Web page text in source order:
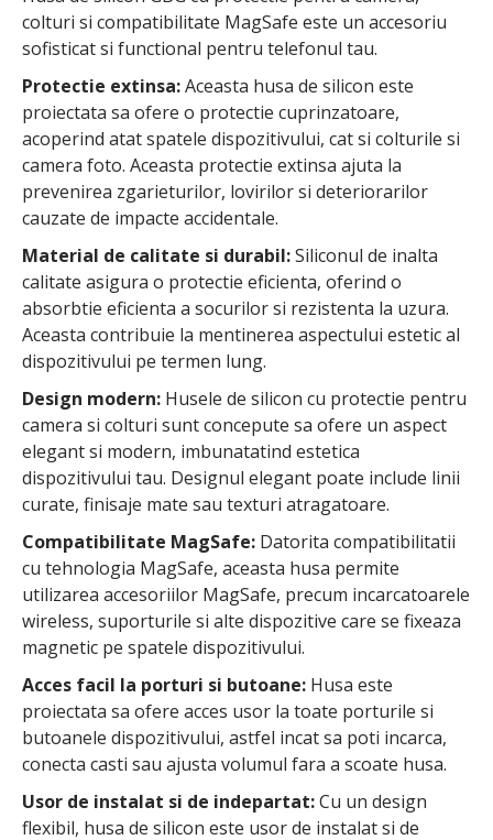
colturi si compatibilitate MagSafe este un accesoriu
sofisticat si functional pentru telefonul tau.
Protectie extinsa:Aceasta husa de silicon este
proiectata sa ofere o protectie cuprinzatoare,
acoperind atat spatele dispozitivului, cat si colturile si
camera foto. Aceasta protectie extinsa ajuta la
prevenirea zgarieturilor, lovirilor si deteriorarilor
cauzate de impacte accidentale.
Material de calitate si durabil:Siliconul de inalta
calitate asigura o protectie eficienta, oferind o
absorbtie eficienta a socurilor si rezistenta la uzura.
Aceasta contribuie la mentinerea aspectului estetic al
dispozitivului pe termen lung.
Design modern: Husele de silicon cu protectie pentru
camera si colturi sunt concepute sa ofere un aspect
elegant si modern, imbunatatind estetica
dispozitivului tau. Designul elegant poate include linii
curate, finisaje mate sau texturi atragatoare.
Compatibilitate MagSafe: Datorita compatibilitatii
cu tehnologia MagSafe, aceasta husa permite
utilizarea accesoriilor MagSafe, precum incarcatoarele
wireless, suporturile si alte dispozitive care se fixeaza
magnetic pe spatele dispozitivului.
Acces facil la porturi si butoane: Husa este
proiectata sa ofere acces usor la toate porturile si
butoanele dispozitivului, astfel incat sa poti incarca,
conecta casti sau ajusta volumul fara a scoate husa.
Usor de instalat si de indepartat:Cu un design
flexibil, husa de silicon este usor de instalat si de